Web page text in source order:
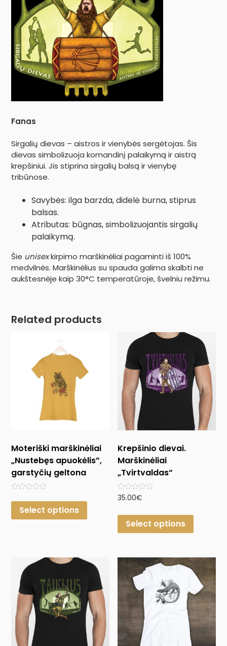
Fanas
Sirgalių dievas – aistros ir vienybės sergėtojas. Šis
dievas simbolizuoja komandinį palaikymą ir aistrą
krepšiniui. Jis stiprina sirgalių balsą ir vienybę
tribūnose.
Savybės: ilga barzda, didelė burna, stiprus
balsas.
Atributas: būgnas, simbolizuojantis sirgalių
palaikymą.
Šie unisexkirpimo marškinėliai pagaminti iš 100%
medvilnės. Marškinėlius su spauda galima skalbti ne
aukštesnėje kaip 30°C temperatūroje, švelniu režimu.
Related products
Moteriški marškinėliai
„Nustebęs apuokėlis”,
garstyčių geltona
0
outSelect options
Krepšinio dievai.
Marškinėliai
„Tvirtvaldas“
Rated
of
35.00€
Select options